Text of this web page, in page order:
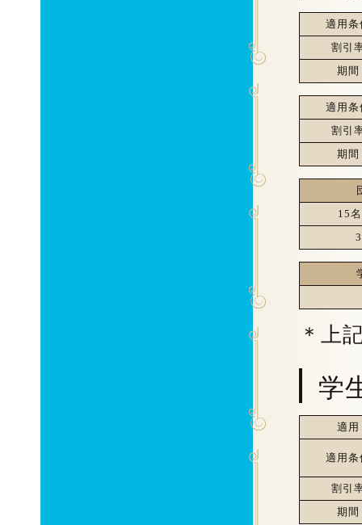
適用条
割引
期間
適用条
割引
期間
15
＊上
学
適用
適用条
割引
期間